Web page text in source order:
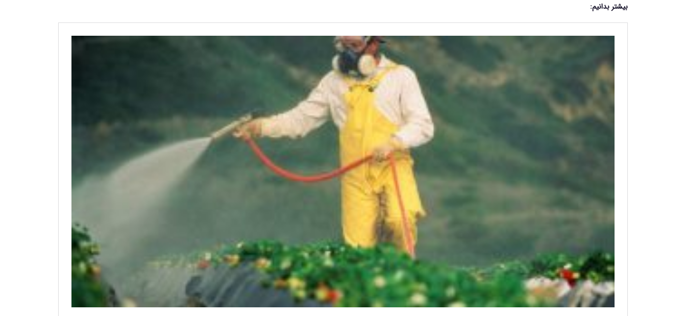
بیشتر بدانیم: